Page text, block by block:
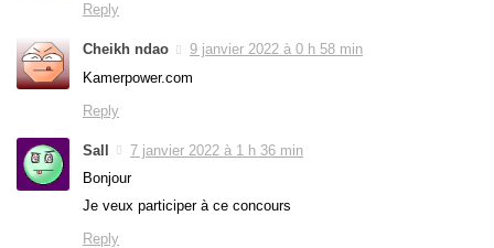
Reply
Cheikh ndao
9 janvier 2022 à 0 h 58 min
Kamerpower.com
Reply
Sall
7 janvier 2022 à 1 h 36 min
Bonjour
Je veux participer à ce concours
Reply